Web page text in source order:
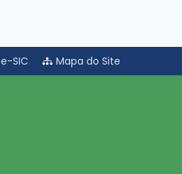
e-SIC Mapa do Site